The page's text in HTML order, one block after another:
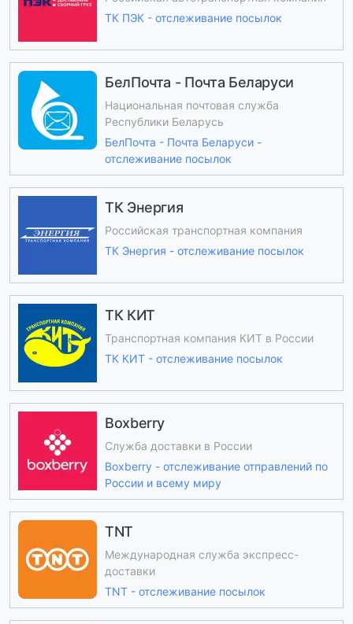
ТК ПЭК - отслеживание посылок
БелПочта - Почта Беларуси
Национальная почтовая служба
Республики Беларусь
БелПочта - Почта Беларуси -
отслеживание посылок
ТК Энергия
Российская транспортная компания
ТК Энергия - отслеживание посылок
ТК КИТ
Транспортная компания КИТ в России
ТК КИТ - отслеживание посылок
Boxberry
Служба доставки в России
Boxberry - отслеживание отправлений по
России и всему миру
TNT
Международная служба экспресс-
доставки
TNT - отслеживание посылок